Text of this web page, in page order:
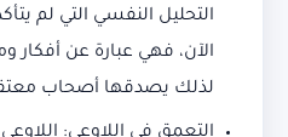
التحليل النفسي التي لم
الآن، فهي عبارة عن أفكار
لذلك يصدقها أصحاب